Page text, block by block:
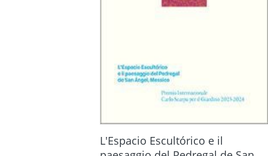
L'Espacio Escultórico e il